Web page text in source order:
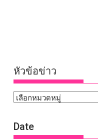
หัวข้อข่าว
หัวข้อ
Date